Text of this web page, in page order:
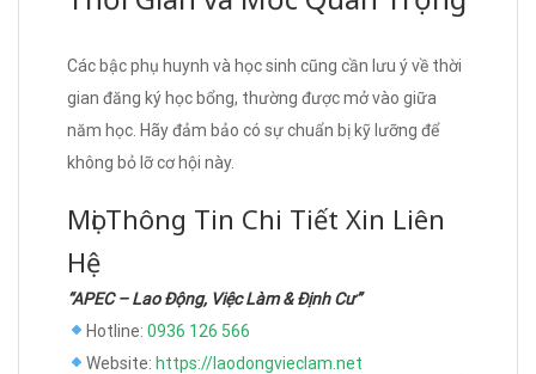
Các bậc phụ huynh và học sinh cũng cần lưu ý về thời
gian đăng ký học bổng, thường được mở vào giữa
năm học. Hãy đảm bảo có sự chuẩn bị kỹ lưỡng để
không bỏ lỡ cơ hội này.
Mọi Thông Tin Chi Tiết Xin Liên
Hệ
“APEC – Lao Động, Việc Làm & Định Cư”
Hotline: 0936 126 566
Website: https://laodongvieclam.net